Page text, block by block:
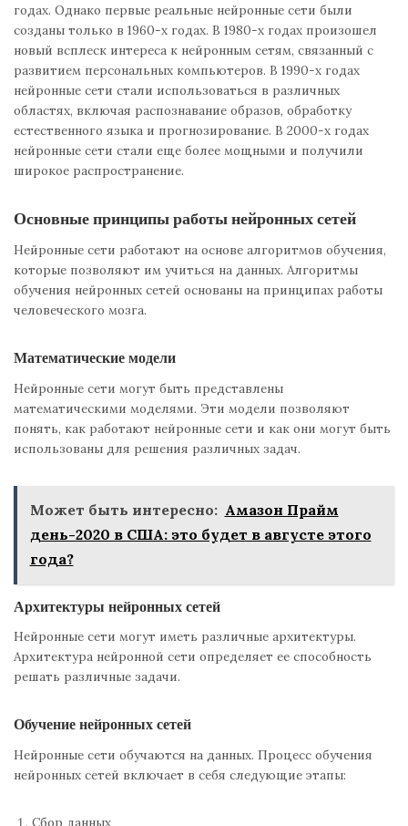
годах. Однако первые реальные нейронные сети были
созданы только в 1960-х годах. В 1980-х годах произошел
новый всплеск интереса к нейронным сетям, связанный с
развитием персональных компьютеров. В 1990-х годах
нейронные сети стали использоваться в различных
областях, включая распознавание образов, обработку
естественного языка и прогнозирование. В 2000-х годах
нейронные сети стали еще более мощными и получили
широкое распространение.
Основные принципы работы нейронных сетей
Нейронные сети работают на основе алгоритмов обучения,
которые позволяют им учиться на данных. Алгоритмы
обучения нейронных сетей основаны на принципах работы
человеческого мозга.
Математические модели
Нейронные сети могут быть представлены
математическими моделями. Эти модели позволяют
понять, как работают нейронные сети и как они могут быть
использованы для решения различных задач.
Может быть интересно: Амазон Прайм
день-2020 в США: это будет в августе этого
года?
Архитектуры нейронных сетей
Нейронные сети могут иметь различные архитектуры.
Архитектура нейронной сети определяет ее способность
решать различные задачи.
Обучение нейронных сетей
Нейронные сети обучаются на данных. Процесс обучения
нейронных сетей включает в себя следующие этапы:
Сбор данных